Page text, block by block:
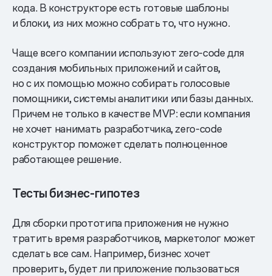
кода. В конструкторе есть готовые шаблоны
и блоки, из них можно собрать то, что нужно.
Чаще всего компании используют zero-code для
создания мобильных приложений и сайтов,
но с их помощью можно собирать голосовые
помощники, системы аналитики или базы данных.
Причем не только в качестве MVP: если компания
не хочет нанимать разработчика, zero-code
конструктор поможет сделать полноценное
работающее решение.
Тесты бизнес-гипотез
Для сборки прототипа приложения не нужно
тратить время разработчиков, маркетолог может
сделать все сам. Например, бизнес хочет
проверить, будет ли приложение пользоваться